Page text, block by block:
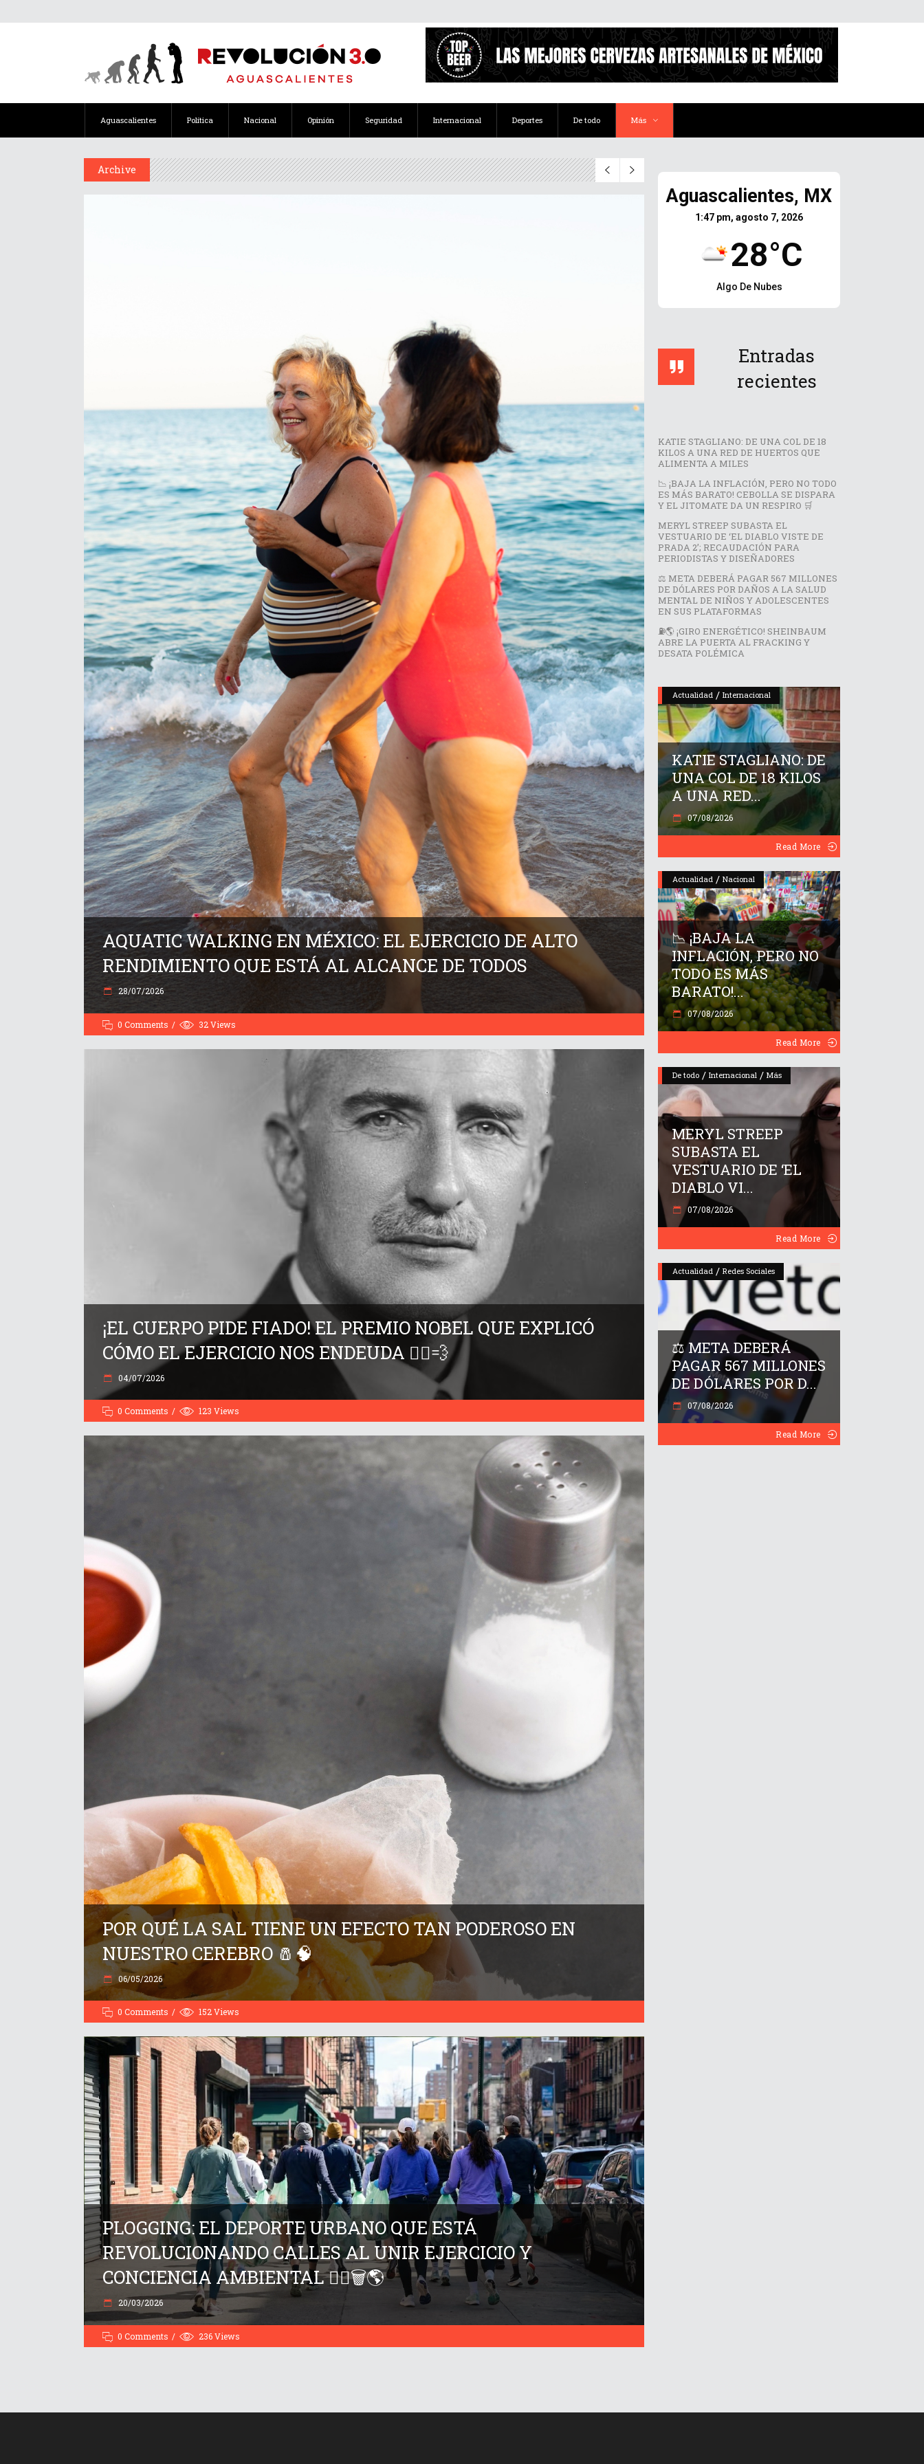
Aguascalientes Política Nacional Opinión Seguridad Internacional Deportes De todo Más
Archive
AQUATIC WALKING EN MÉXICO: EL EJERCICIO DE ALTO
RENDIMIENTO QUE ESTÁ AL ALCANCE DE TODOS
28/07/2026
0 Comments 32Views
¡EL CUERPO PIDE FIADO! EL PREMIO NOBEL QUE EXPLICÓ
CÓMO EL EJERCICIO NOS ENDEUDA 🏃‍♂️💨
04/07/2026
0 Comments 123 Views
POR QUÉ LA SAL TIENE UN EFECTO TAN PODEROSO EN
NUESTRO CEREBRO 🧂🧠
06/05/2026
0 Comments 152Views
PLOGGING: EL DEPORTE URBANO QUE ESTÁ
REVOLUCIONANDO CALLES AL UNIR EJERCICIO Y
CONCIENCIA AMBIENTAL 🏃‍♂️🗑️🌎
20/03/2026
0 Comments 236Views
Aguascalientes, MX
1:47 pm, agosto 7, 2026
28°C
Algo De Nubes
Entradas
recientes
KATIE STAGLIANO: DE UNA COL DE 18
KILOS A UNA RED DE HUERTOS QUE
ALIMENTA A MILES
📉 ¡BAJA LA INFLACIÓN, PERO NO TODO
ES MÁS BARATO! CEBOLLA SE DISPARA
Y EL JITOMATE DA UN RESPIRO 🛒
MERYL STREEP SUBASTA EL
VESTUARIO DE ‘EL DIABLO VISTE DE
PRADA 2’; RECAUDACIÓN PARA
PERIODISTAS Y DISEÑADORES
⚖️ META DEBERÁ PAGAR 567 MILLONES
DE DÓLARES POR DAÑOS A LA SALUD
MENTAL DE NIÑOS Y ADOLESCENTES
EN SUS PLATAFORMAS
⛽🌎 ¡GIRO ENERGÉTICO! SHEINBAUM
ABRE LA PUERTA AL FRACKING Y
DESATA POLÉMICA
Actualidad / Internacional
KATIE STAGLIANO: DE
UNA COL DE 18 KILOS
A UNA RED...
07/08/2026
Read More
Actualidad / Nacional
📉 ¡BAJA LA
INFLACIÓN, PERO NO
TODO ES MÁS
BARATO!...
07/08/2026
Read More
De todo / Internacional / Más
MERYL STREEP
SUBASTA EL
VESTUARIO DE ‘EL
DIABLO VI...
07/08/2026
Read More
Actualidad / Redes Sociales
⚖️ META DEBERÁ
PAGAR 567 MILLONES
DE DÓLARES POR D...
07/08/2026
Read More